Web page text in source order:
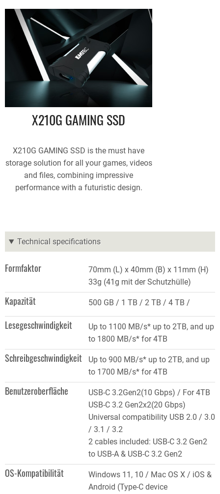
X210G GAMING SSD
X210G GAMING SSD is the must have
storage solution for all your games, videos
and files, combining impressive
performance with a futuristic design.
Technical specifications
Formfaktor
70mm (L) x 40mm (B) x 11mm (H)
33g (41g mit der Schutzhülle)
Kapazität 500 GB 1 TB 2 TB 4 TB
Lesegeschwindigkeit
Up to 1100 MB/s* up to 2TB, and up
to 1800 MB/s* for 4TB
Schreibgeschwindigkeit
Up to 900 MB/s* up to 2TB, and up
to 1700 MB/s* for 4TB
Benutzeroberfläche
USB-C 3.2Gen2(10 Gbps) / For 4TB
USB-C 3.2 Gen2x2(20 Gbps)
Universal compatibility USB 2.0 / 3.0
/ 3.1 / 3.2
2 cables included: USB-C 3.2 Gen2
to USB-A & USB-C 3.2 Gen2
OS-Kompatibilität
Windows 11, 10 / Mac OS X / iOS &
Android (Type-C device